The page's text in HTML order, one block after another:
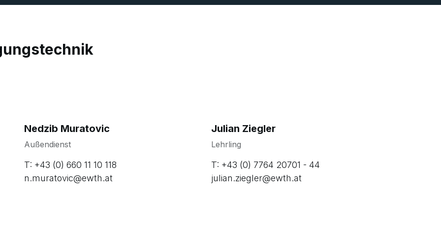
Nedzib Muratovic
Außendienst
T: +43 (0) 660 11 10 118
n.muratovic@ewth.at
Julian Ziegler
Lehrling
T: +43 (0) 7764 20701 - 44
julian.ziegler@ewth.at